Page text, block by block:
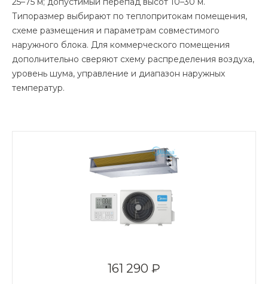
Типоразмер выбирают по теплопритокам помещения,
схеме размещения и параметрам совместимого
наружного блока. Для коммерческого помещения
дополнительно сверяют схему распределения воздуха,
уровень шума, управление и диапазон наружных
температур.
161 290 ₽